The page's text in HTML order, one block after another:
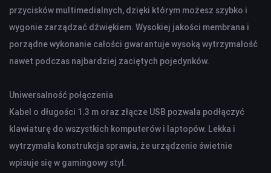
UCHWYTY DO SMARTFONÓW
TABLETY
KREATYWNE
WALKIE TALKIE
UCHWYTY I AKCESORIA TV
UCHWYTY TV/LCD
przycisków multimedialnych, dzięki którym możesz szybko i
wygonie zarządzać dźwiękiem. Wysokiej jakości membrana i
porządne wykonanie całości gwarantuje wysoką wytrzymałość
nawet podczas najbardziej zaciętych pojedynków.
Uniwersalność połączenia
Kabel o długości 1.3 m oraz złącze USB pozwala podłączyć
klawiaturę do wszystkich komputerów i laptopów. Lekka i
wytrzymała konstrukcja sprawia, że urządzenie świetnie
wpisuje się w gamingowy styl.